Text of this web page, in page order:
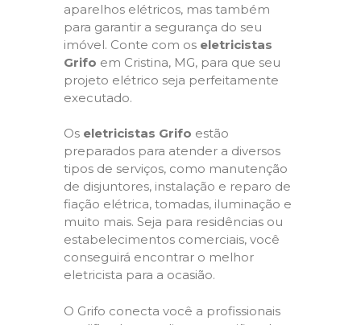
aparelhos elétricos, mas também
para garantir a segurança do seu
imóvel. Conte com os eletricistas
Grifo em Cristina, MG, para que seu
projeto elétrico seja perfeitamente
executado.
Os eletricistas Grifo estão
preparados para atender a diversos
tipos de serviços, como manutenção
de disjuntores, instalação e reparo de
fiação elétrica, tomadas, iluminação e
muito mais. Seja para residências ou
estabelecimentos comerciais, você
conseguirá encontrar o melhor
eletricista para a ocasião.
O Grifo conecta você a profissionais